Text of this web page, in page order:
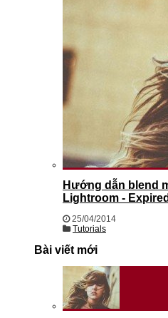
Hướng dẫn blend
Lightroom -
25/04/2014
Tutorials
Bài viết mới